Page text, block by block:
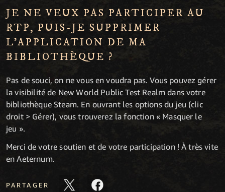
JE NE VEUX PAS PARTICIPER AU
RTP, PUIS-JE SUPPRIMER
L'APPLICATION DE MA
BIBLIOTHÈQUE ?
Pas de souci, on ne vous en voudra pas. Vous pouvez gérer
la visibilité de New World Public Test Realm dans votre
bibliothèque Steam. En ouvrant les options du jeu (clic
droit > Gérer), vous trouverez la fonction « Masquer le
jeu ».
Merci de votre soutien et de votre participation ! À très vite
en Aeternum.
PARTAGER